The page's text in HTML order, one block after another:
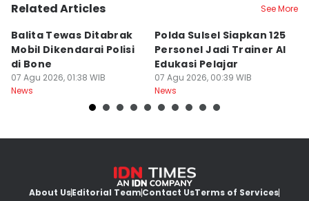
Related Articles See More
Balita Tewas Ditabrak
Mobil Dikendarai Polisi
di Bone
07 Agu 2026, 01:38 WIB
News
Polda Sulsel Siapkan 125
Personel Jadi Trainer AI
Edukasi Pelajar
07 Agu 2026, 00:39 WIB
News
About UsEditorial TeamContact UsTerms of Services